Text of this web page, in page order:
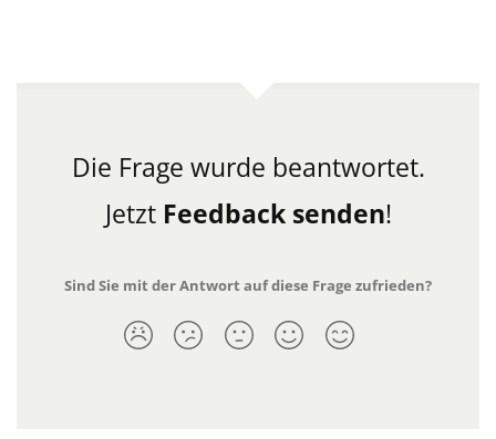
Die Frage wurde beantwortet.
Jetzt Feedback senden!
Sind Sie mit der Antwort auf diese Frage zufrieden?